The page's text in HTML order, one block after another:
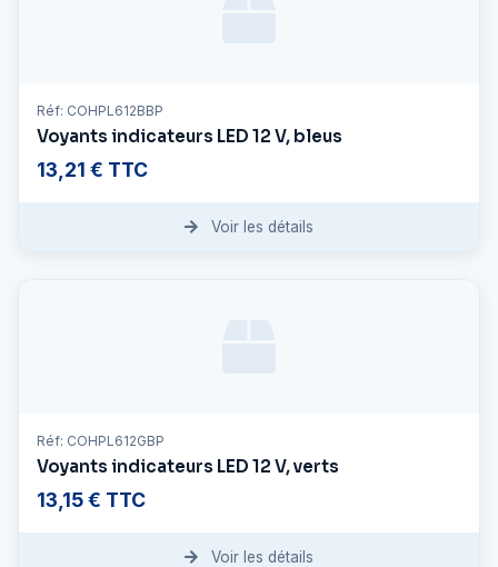
Réf: COHPL612BBP
Voyants indicateurs LED 12 V, bleus
13,21 € TTC
Voir les détails
Réf: COHPL612GBP
Voyants indicateurs LED 12 V, verts
13,15 € TTC
Voir les détails